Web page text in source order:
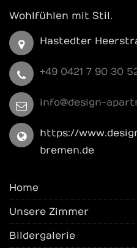
Wohlfühlen mit Stil.
Hastedter
+49 0421 7 90 30
info@design-
https://
bremen.de
Home
Unsere Zimmer
Bildergalerie